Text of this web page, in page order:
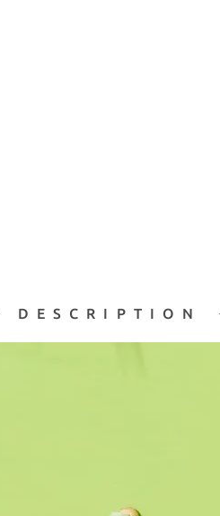
DESCRIPTION